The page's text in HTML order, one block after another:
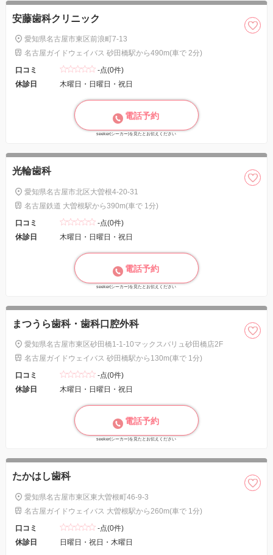
安藤歯科クリニック
愛知県名古屋市東区前浪町7-13
名古屋ガイドウェイバス 砂田橋駅から490m(車で 2分)
口コミ
-点(0件)
休診日
木曜日・日曜日・祝日
電話予約
seeker(シーカー)を見たとお伝えください
光輪歯科
愛知県名古屋市北区大曽根4-20-31
名古屋鉄道 大曽根駅から390m(車で 1分)
口コミ
-点(0件)
休診日
木曜日・日曜日・祝日
電話予約
seeker(シーカー)を見たとお伝えください
まつうら歯科・歯科口腔外科
愛知県名古屋市東区砂田橋1-1-10マックスバリュ砂田橋店2F
名古屋ガイドウェイバス 砂田橋駅から130m(車で 1分)
口コミ
-点(0件)
休診日
木曜日・日曜日・祝日
電話予約
seeker(シーカー)を見たとお伝えください
たかはし歯科
愛知県名古屋市東区東大曽根町46-9-3
名古屋ガイドウェイバス 大曽根駅から260m(車で 1分)
口コミ
-点(0件)
休診日
日曜日・祝日・木曜日